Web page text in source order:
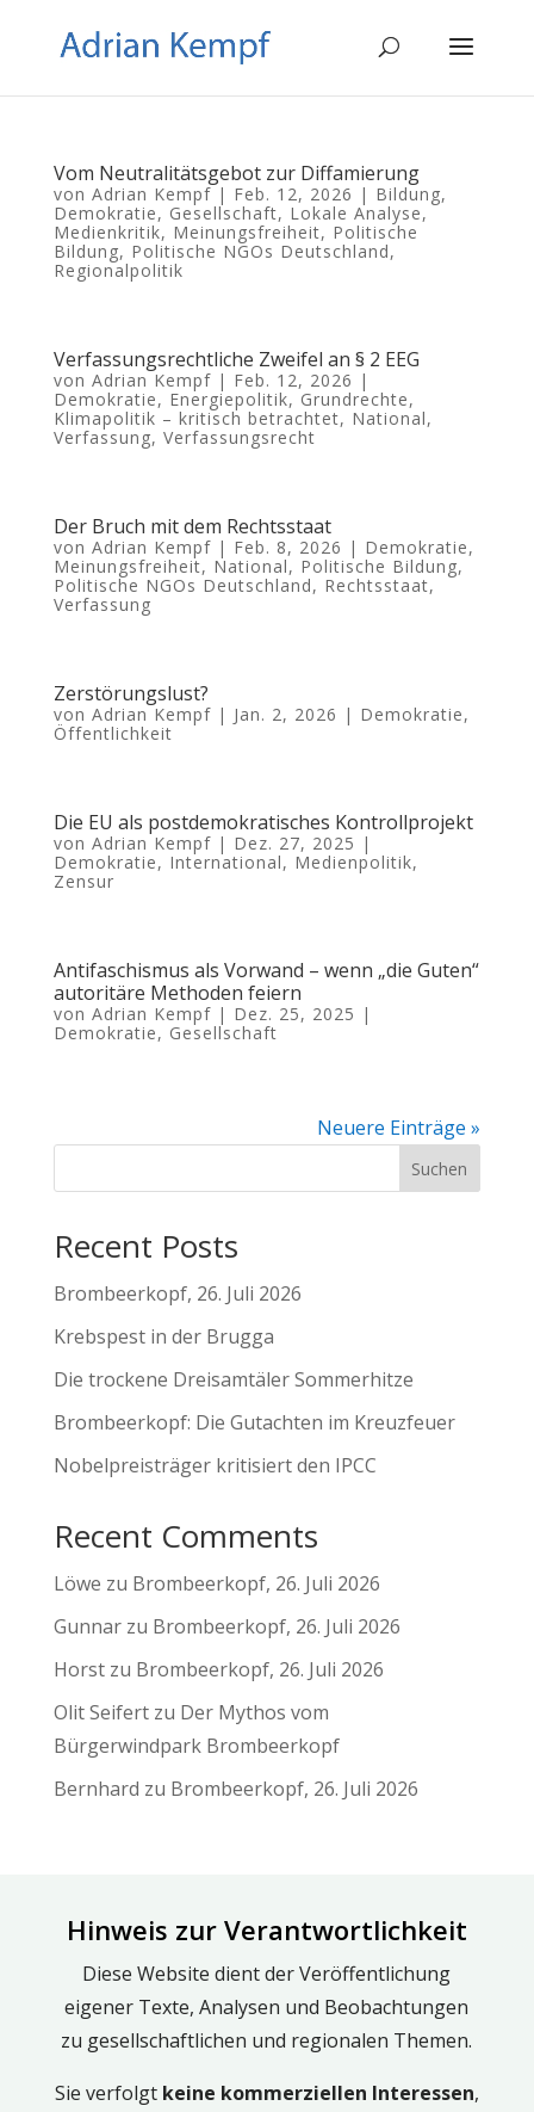
Vom Neutralitätsgebot zur Diffamierung
von Adrian Kempf| Feb. 12, 2026 | Bildung,
Demokratie, Gesellschaft, Lokale Analyse,
Medienkritik, Meinungsfreiheit, Politische
Bildung, Politische NGOs Deutschland,
Regionalpolitik
Verfassungsrechtliche Zweifel an § 2 EEG
von Adrian Kempf| Feb. 12, 2026 |
Demokratie, Energiepolitik, Grundrechte,
Klimapolitik – kritisch betrachtet, National,
Verfassung, Verfassungsrecht
Der Bruch mit dem Rechtsstaat
von Adrian Kempf| Feb. 8, 2026 | Demokratie,
Meinungsfreiheit, National, Politische Bildung,
Politische NGOs Deutschland, Rechtsstaat,
Verfassung
Zerstörungslust?
von Adrian Kempf| Jan. 2, 2026 | Demokratie,
Öffentlichkeit
Die EU als postdemokratisches Kontrollprojekt
von Adrian Kempf| Dez. 27, 2025 |
Demokratie, International, Medienpolitik,
Zensur
Antifaschismus als Vorwand – wenn „die Guten“
autoritäre Methoden feiern
von Adrian Kempf| Dez. 25, 2025 |
Demokratie, Gesellschaft
Neuere Einträge »
Suchen
Recent Posts
Brombeerkopf, 26. Juli 2026
Krebspest in der Brugga
Die trockene Dreisamtäler Sommerhitze
Brombeerkopf: Die Gutachten im Kreuzfeuer
Nobelpreisträger kritisiert den IPCC
Recent Comments
Löwe zu Brombeerkopf, 26. Juli 2026
Gunnarzu Brombeerkopf, 26. Juli 2026
Horstzu Brombeerkopf, 26. Juli 2026
Olit Seifertzu Der Mythos vom
Bürgerwindpark Brombeerkopf
Bernhard zu Brombeerkopf, 26. Juli 2026
Hinweis zur Verantwortlichkeit
Diese Website dient der Veröffentlichung
eigener Texte, Analysen und Beobachtungen
zu gesellschaftlichen und regionalen Themen.
Sie verfolgt keine kommerziellen Interessen,